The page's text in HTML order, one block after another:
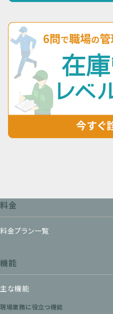
料金
料金プラン一覧
機能
主な機能
現場業務に役立つ機能